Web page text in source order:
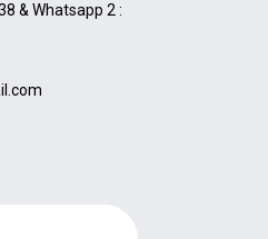
& Whatsapp 2 :